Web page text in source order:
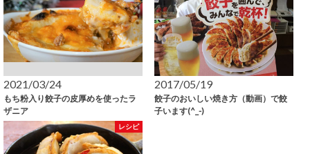
2021/03/24
もち粉入り餃子の皮厚めを使ったラ
ザニア
2017/05/19
餃子のおいしい焼き方（動画）で餃
子います(^_-)
レシピ